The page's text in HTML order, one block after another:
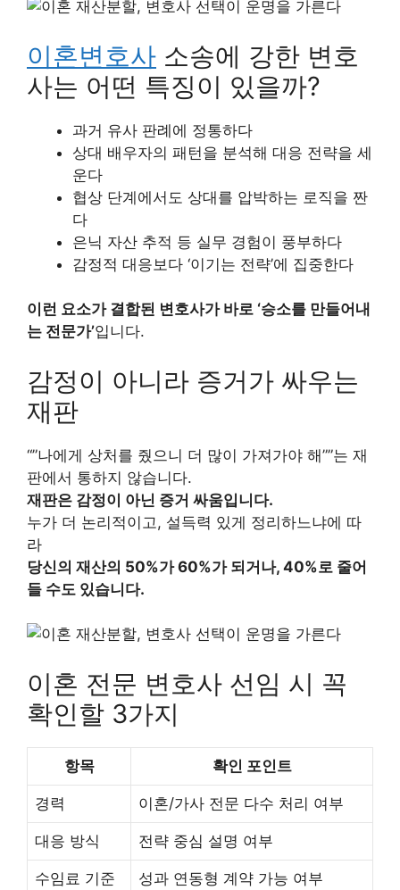
이혼변호사 소송에 강한 변호
사는 어떤 특징이 있을까?
과거 유사 판례에 정통하다
상대 배우자의 패턴을 분석해 대응 전략을 세
운다
협상 단계에서도 상대를 압박하는 로직을 짠
다
은닉 자산 추적 등 실무 경험이 풍부하다
감정적 대응보다 ‘이기는 전략’에 집중한다
이런 요소가 결합된 변호사가 바로 ‘승소를 만들어내
는 전문가’입니다.
감정이 아니라 증거가 싸우는
재판
“”나에게 상처를 줬으니 더 많이 가져가야 해””는 재
판에서 통하지 않습니다.
재판은 감정이 아닌 증거 싸움입니다.
누가 더 논리적이고, 설득력 있게 정리하느냐에 따
라
당신의 재산의 50%가 60%가 되거나, 40%로 줄어
들 수도 있습니다.
이혼 전문 변호사 선임 시 꼭
확인할 3가지
항목 확인 포인트
경력 이혼/가사 전문 다수 처리 여부
대응 방식 전략 중심 설명 여부
수임료 기준 성과 연동형 계약 가능 여부